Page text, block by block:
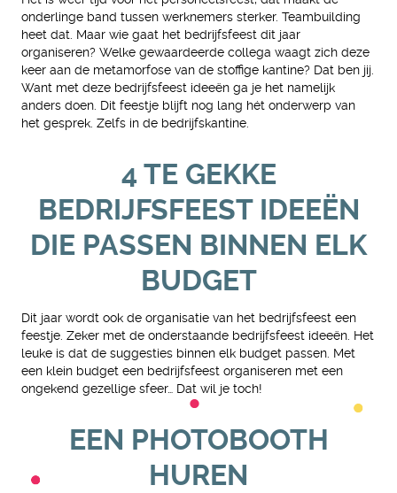
onderlinge band tussen werknemers sterker. Teambuilding
heet dat. Maar wie gaat het bedrijfsfeest dit jaar
organiseren? Welke gewaardeerde collega waagt zich deze
keer aan de metamorfose van de stoffige kantine? Dat ben jij.
Want met deze bedrijfsfeest ideeën ga je het namelijk
anders doen. Dit feestje blijft nog lang hét onderwerp van
het gesprek. Zelfs in de bedrijfskantine.
4 TE GEKKE
BEDRIJFSFEEST IDEEËN
DIE PASSEN BINNEN ELK
BUDGET
Dit jaar wordt ook de organisatie van het bedrijfsfeest een
feestje. Zeker met de onderstaande bedrijfsfeest ideeën. Het
leuke is dat de suggesties binnen elk budget passen. Met
een klein budget een bedrijfsfeest organiseren met een
ongekend gezellige sfeer… Dat wil je toch!
EEN PHOTOBOOTH
HUREN